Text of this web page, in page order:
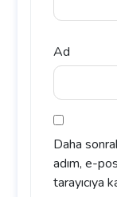
Ad
Daha
adım, e-
tarayıcıya